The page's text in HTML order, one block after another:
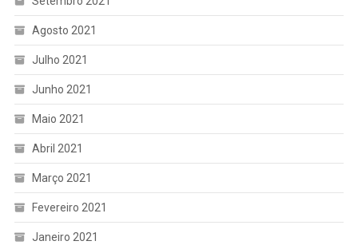
Agosto 2021
Julho 2021
Junho 2021
Maio 2021
Abril 2021
Março 2021
Fevereiro 2021
Janeiro 2021